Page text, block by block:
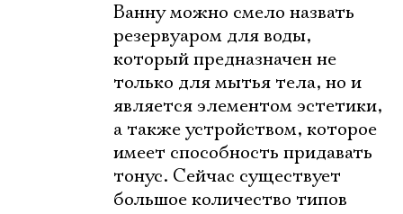
Ванну можно смело назвать
резервуаром для воды,
который предназначен не
только для мытья тела, но и
является элементом эстетики,
а также устройством, которое
имеет способность придавать
тонус. Сейчас существует
большое количество типов